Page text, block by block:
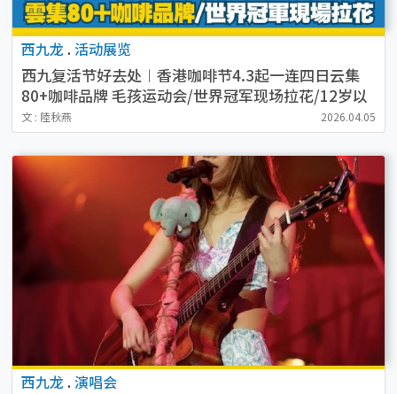
西九龙 . 活动展览
西九复活节好去处︱香港咖啡节4.3起一连四日云集
80+咖啡品牌 毛孩运动会/世界冠军现场拉花/12岁以
下免费入场！
文 : 陸秋燕 2026.04.05
西九龙 . 演唱会